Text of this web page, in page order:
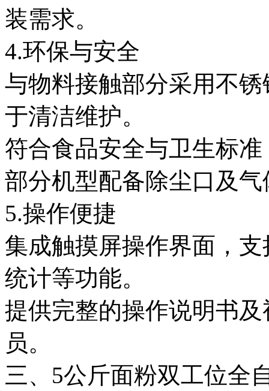
装需求。
4.环保与安全
与物料接触部分采用不
于清洁维护。
符合食品安全与卫生标
部分机型配备除尘口及
5.操作便捷
集成触摸屏操作界面，
统计等功能。
提供完整的操作说明书
员。
三、5公斤面粉双工位全